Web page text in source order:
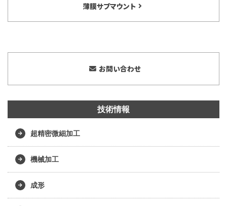
薄膜サブマウント
お問い合わせ
技術情報
超精密微細加工
機械加工
成形